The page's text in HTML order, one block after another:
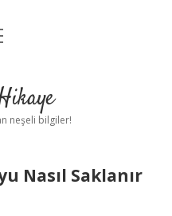
neşeli bilgiler!
Nasıl Saklanır